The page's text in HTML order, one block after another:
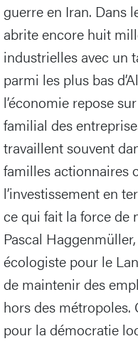
guerre en Iran. Dans
abrite encore huit
industrielles avec un
parmi les plus bas
l’économie repose
familial des
travaillent souvent
familles actionnaires
l’investissement en
ce qui fait la force de
Pascal
écologiste pour le
de maintenir des
hors des métropoles.
pour la démocratie